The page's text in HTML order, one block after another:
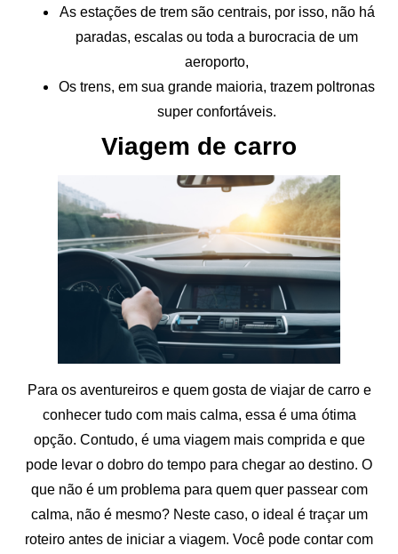
As estações de trem são centrais, por isso, não há
paradas, escalas ou toda a burocracia de um
aeroporto,
Os trens, em sua grande maioria, trazem poltronas
super confortáveis.
Viagem de carro
Para os aventureiros e quem gosta de viajar de carro e
conhecer tudo com mais calma, essa é uma ótima
opção. Contudo, é uma viagem mais comprida e que
pode levar o dobro do tempo para chegar ao destino. O
que não é um problema para quem quer passear com
calma, não é mesmo? Neste caso, o ideal é traçar um
roteiro antes de iniciar a viagem. Você pode contar com